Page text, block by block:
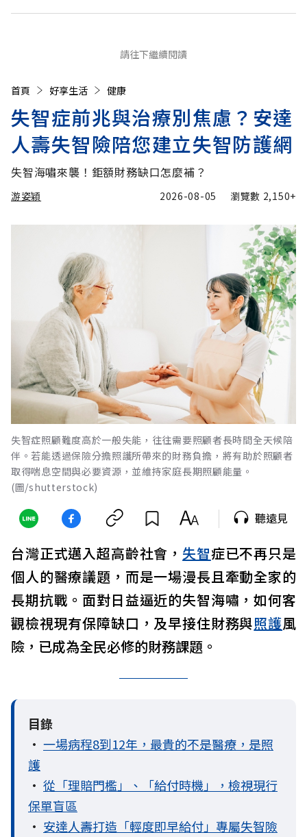
請往下繼續閱讀
首頁 好享生活 健康
失智症前兆與治療別焦慮？安達
人壽失智險陪您建立失智防護網
失智海嘯來襲！鉅額財務缺口怎麼補？
游姿穎 2026-08-05 瀏覽數 2,150+
失智症照顧難度高於一般失能，往往需要照顧者長時間全天候陪
伴。若能透過保險分擔照護所帶來的財務負擔，將有助於照顧者
取得喘息空間與必要資源，並維持家庭長期照顧能量。
(圖/shutterstock)
聽遠見
台灣正式邁入超高齡社會， 失智症已不再只是
個人的醫療議題，而是一場漫長且牽動全家的
長期抗戰。面對日益逼近的失智海嘯，如何客
觀檢視現有保障缺口，及早接住財務與照護風
險，已成為全民必修的財務課題。
目錄
• 一場病程8到12年，最貴的不是醫療，是照
護
• 從「理賠門檻」、「給付時機」，檢視現行
保單盲區
• 安達人壽打造「輕度即早給付」專屬失智險